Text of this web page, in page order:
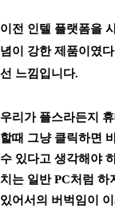
이전 인텔 플랫폼을
념이 강한 제품이였
선 느낌입니다.
우리가 플스라든지
할때 그냥 클릭하면
수 있다고 생각해야
치는 일반 PC처럼 하
있어서의 버벅임이